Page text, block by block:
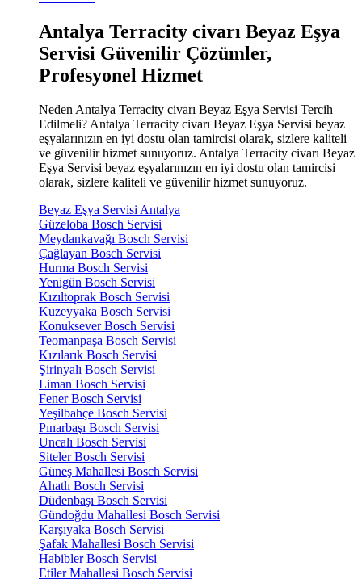
Antalya Terracity civarı Beyaz Eşya
Servisi Güvenilir Çözümler,
Profesyonel Hizmet
Neden Antalya Terracity civarı Beyaz Eşya Servisi Tercih
Edilmeli? Antalya Terracity civarı Beyaz Eşya Servisi beyaz
eşyalarınızın en iyi dostu olan tamircisi olarak, sizlere kaliteli
ve güvenilir hizmet sunuyoruz. Antalya Terracity civarı Beyaz
Eşya Servisi beyaz eşyalarınızın en iyi dostu olan tamircisi
olarak, sizlere kaliteli ve güvenilir hizmet sunuyoruz.
Beyaz Eşya Servisi Antalya
Güzeloba Bosch Servisi
Meydankavağı Bosch Servisi
Çağlayan Bosch Servisi
Hurma Bosch Servisi
Yenigün Bosch Servisi
Kızıltoprak Bosch Servisi
Kuzeyyaka Bosch Servisi
Konuksever Bosch Servisi
Teomanpaşa Bosch Servisi
Kızılarık Bosch Servisi
Şirinyalı Bosch Servisi
Liman Bosch Servisi
Fener Bosch Servisi
Yeşilbahçe Bosch Servisi
Pınarbaşı Bosch Servisi
Uncalı Bosch Servisi
Siteler Bosch Servisi
Güneş Mahallesi Bosch Servisi
Ahatlı Bosch Servisi
Düdenbaşı Bosch Servisi
Gündoğdu Mahallesi Bosch Servisi
Karşıyaka Bosch Servisi
Şafak Mahallesi Bosch Servisi
Habibler Bosch Servisi
Etiler Mahallesi Bosch Servisi